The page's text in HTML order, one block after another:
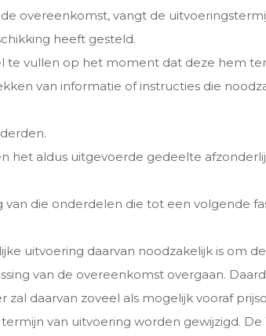
overeenkomst, vangt de
heeft gesteld.
te vullen op het moment dat deze hem
van informatie of instructies die
het aldus uitgevoerde gedeelte
die onderdelen die tot een volgende
uitvoering daarvan noodzakelijk is om
van de overeenkomst overgaan.
daarvan zoveel als mogelijk vooraf
van uitvoering worden gewijzigd.